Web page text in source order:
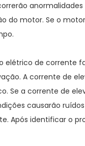
do motor. Se o
elétrico de corrente
A corrente de
Se a corrente de
causarão
Após identificar o